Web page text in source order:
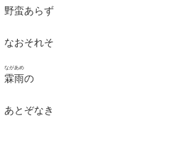
蛮あらず
おそれそ
霖雨
ながあめ
の
とぞなき